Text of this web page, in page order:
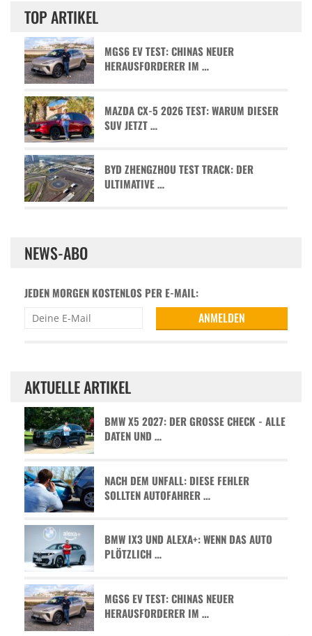
TOP ARTIKEL
MGS6 EV TEST: CHINAS NEUER
HERAUSFORDERER IM …
MAZDA CX-5 2026 TEST: WARUM DIESER
SUV JETZT …
BYD ZHENGZHOU TEST TRACK: DER
ULTIMATIVE …
NEWS-ABO
JEDEN MORGEN KOSTENLOS PER E-MAIL:
AKTUELLE ARTIKEL
BMW X5 2027: DER GROSSE CHECK - ALLE D
ATEN UND …
NACH DEM UNFALL: DIESE FEHLER
SOLLTEN AUTOFAHRER …
BMW IX3 UND ALEXA+: WENN DAS AUTO
PLÖTZLICH …
MGS6 EV TEST: CHINAS NEUER
HERAUSFORDERER IM …